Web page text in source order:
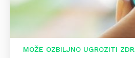
MOŽE OZBILJNO UGROZITI